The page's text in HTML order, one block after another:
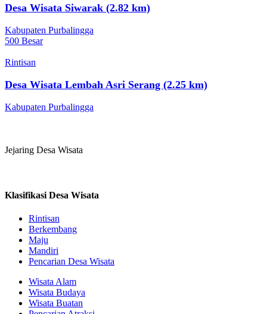
Desa Wisata Siwarak (2.82 km)
Kabupaten Purbalingga
500 Besar
Rintisan
Desa Wisata Lembah Asri Serang (2.25 km)
Kabupaten Purbalingga
Jejaring Desa Wisata
Klasifikasi Desa Wisata
Rintisan
Berkembang
Maju
Mandiri
Pencarian Desa Wisata
Wisata Alam
Wisata Budaya
Wisata Buatan